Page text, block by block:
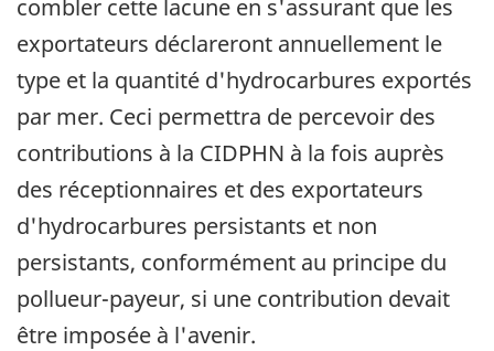
combler cette lacune en s'assurant que les
exportateurs déclareront annuellement le
type et la quantité d'hydrocarbures exportés
par mer. Ceci permettra de percevoir des
contributions à la CIDPHN à la fois auprès
des réceptionnaires et des exportateurs
d'hydrocarbures persistants et non
persistants, conformément au principe du
pollueur-payeur, si une contribution devait
être imposée à l'avenir.